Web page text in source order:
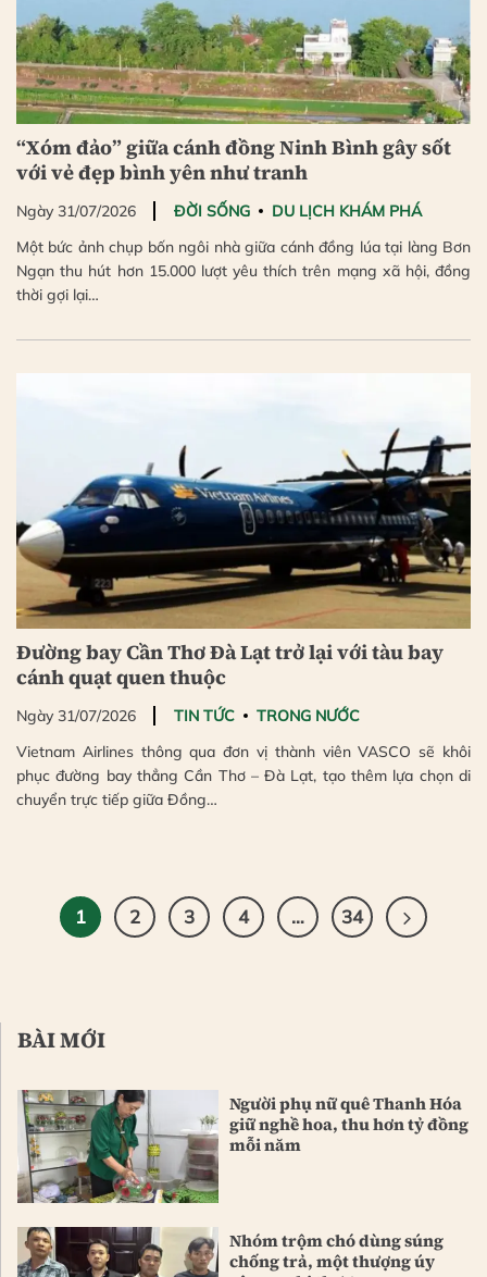
“Xóm đảo” giữa cánh đồng Ninh Bình gây sốt
với vẻ đẹp bình yên như tranh
Ngày 31/07/2026 ĐỜI SỐNG
DU LỊCH KHÁM PHÁ
Một bức ảnh chụp bốn ngôi nhà giữa cánh đồng lúa tại làng Bơn
Ngạn thu hút hơn 15.000 lượt yêu thích trên mạng xã hội, đồng
thời gợi lại…
Đường bay Cần Thơ Đà Lạt trở lại với tàu bay
cánh quạt quen thuộc
Ngày 31/07/2026 TIN TỨC
TRONG NƯỚC
Vietnam Airlines thông qua đơn vị thành viên VASCO sẽ khôi
phục đường bay thẳng Cần Thơ – Đà Lạt, tạo thêm lựa chọn di
chuyển trực tiếp giữa Đồng…
1 2 3 4 … 34
BÀI MỚI
Người phụ nữ quê Thanh Hóa
giữ nghề hoa, thu hơn tỷ đồng
mỗi năm
Nhóm trộm chó dùng súng
chống trả, một thượng úy